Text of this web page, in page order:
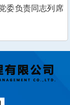
委负责同志列席